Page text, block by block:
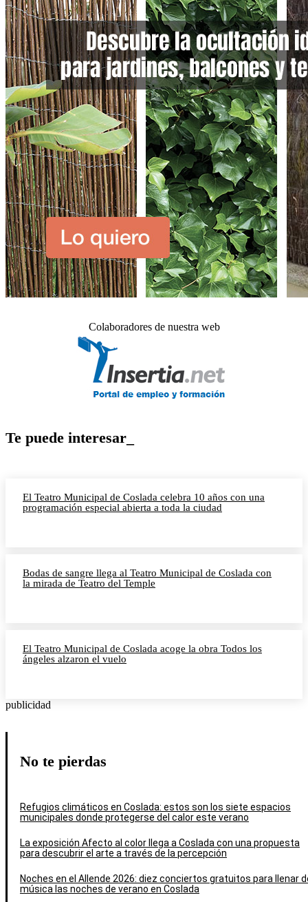
Colaboradores de nuestra web
Te puede interesar_
El Teatro Municipal de Coslada celebra 10 años con una
programación especial abierta a toda la ciudad
Bodas de sangre llega al Teatro Municipal de Coslada con
la mirada de Teatro del Temple
El Teatro Municipal de Coslada acoge la obra Todos los
ángeles alzaron el vuelo
publicidad
No te pierdas
Refugios climáticos en Coslada: estos son los siete espacios
municipales donde protegerse del calor este verano
La exposición Afecto al color llega a Coslada con una propuesta
para descubrir el arte a través de la percepción
Noches en el Allende 2026: diez conciertos gratuitos para llenar
música las noches de verano en Coslada